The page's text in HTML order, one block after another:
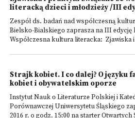
literacką dzieci i młodzieży /III
Zespół ds. badań nad współczesną
Bielsko-Bialskiego zaprasza na III edycję
Współczesna kultura literacka: Zjawiska
Strajk kobiet. I co dalej? O języku
kobiet i obywatelskim oporze
Instytut Nauk o Literaturze Polskiej i
Porównawczej Uniwersytetu Śląskiego
2016 r. o godz. 15:00 na starter Otwartych